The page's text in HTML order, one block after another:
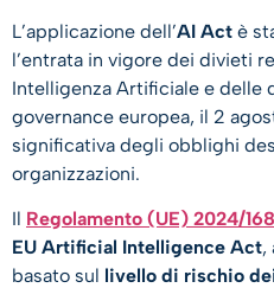
L’applicazione dell’AI Act è
l’entrata in vigore dei divieti
Intelligenza Artificiale e delle
governance europea, il 2
significativa degli obblighi
organizzazioni.
Il Regolamento (UE) 2024/
EU Artificial Intelligence Act,
basato sul livello di rischio